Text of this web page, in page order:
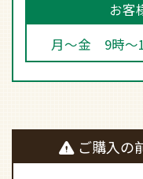
お客
月～金 9時～
ご購入の